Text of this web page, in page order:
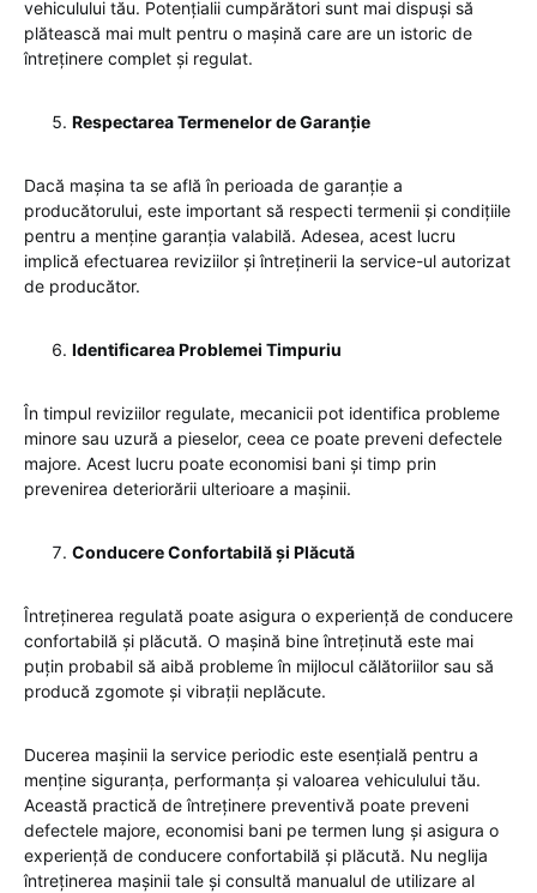
vehiculului tău. Potențialii cumpărători sunt mai dispuși să
plătească mai mult pentru o mașină care are un istoric de
întreținere complet și regulat.
Respectarea Termenelor de Garanție
Dacă mașina ta se află în perioada de garanție a
producătorului, este important să respecti termenii și condițiile
pentru a menține garanția valabilă. Adesea, acest lucru
implică efectuarea reviziilor și întreținerii la service-ul autorizat
de producător.
Identificarea Problemei Timpuriu
În timpul reviziilor regulate, mecanicii pot identifica probleme
minore sau uzură a pieselor, ceea ce poate preveni defectele
majore. Acest lucru poate economisi bani și timp prin
prevenirea deteriorării ulterioare a mașinii.
Conducere Confortabilă și Plăcută
Întreținerea regulată poate asigura o experiență de conducere
confortabilă și plăcută. O mașină bine întreținută este mai
puțin probabil să aibă probleme în mijlocul călătoriilor sau să
producă zgomote și vibrații neplăcute.
Ducerea mașinii la service periodic este esențială pentru a
menține siguranța, performanța și valoarea vehiculului tău.
Această practică de întreținere preventivă poate preveni
defectele majore, economisi bani pe termen lung și asigura o
experiență de conducere confortabilă și plăcută. Nu neglija
întreținerea mașinii tale și consultă manualul de utilizare al